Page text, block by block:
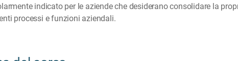
indicato per le aziende che desiderano consolidare la
processi e funzioni aziendali.